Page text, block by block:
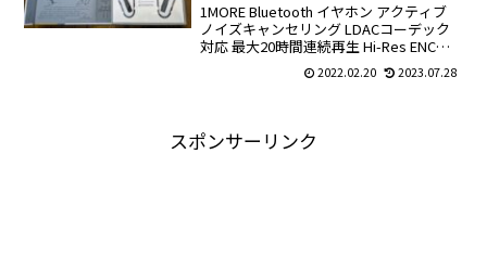
1MORE Bluetooth イヤホン アクティブ
ノイズキャンセリング LDACコーデック
対応 最大20時間連続再生 Hi-Res ENCマ
イク内蔵 通話対応 IPX5防水 デュアルドラ
イバー搭載 ネックバンド インナーイヤー
2022.02.20 2023.07.28
スポンサーリンク